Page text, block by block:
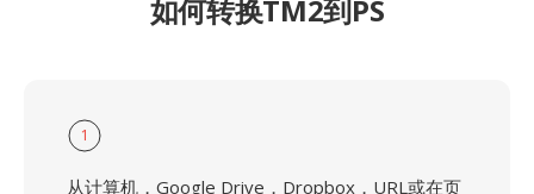
如何转换TM2到PS
1
从计算机，Google Drive，Dropbox，URL或在页